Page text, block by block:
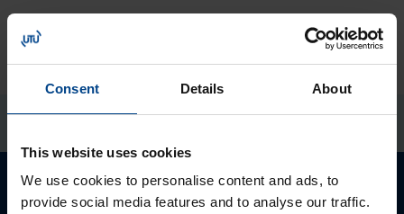
Consent Details About
This website uses cookies
We use cookies to personalise content and ads, to
provide social media features and to analyse our traffic.